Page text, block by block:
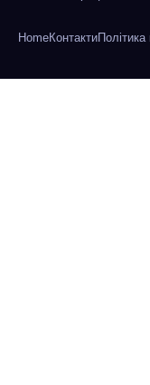
HomeКонтактиПолітика